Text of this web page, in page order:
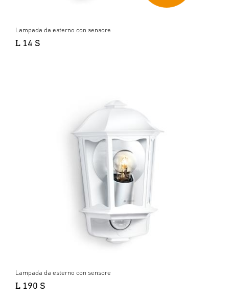
Lampada da esterno con sensore
L 14 S
Lampada da esterno con sensore
L 190 S